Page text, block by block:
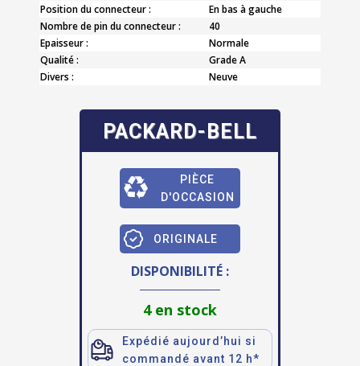
Position du connecteur :
En bas à gauche
Nombre de pin du connecteur :
40
Epaisseur :
Normale
Qualité :
Grade A
Divers :
Neuve
PACKARD-BELL
PIÈCE
D'OCCASION
ORIGINALE
DISPONIBILITÉ :
4 en stock
Expédié aujourd’hui si
commandé avant 12 h*